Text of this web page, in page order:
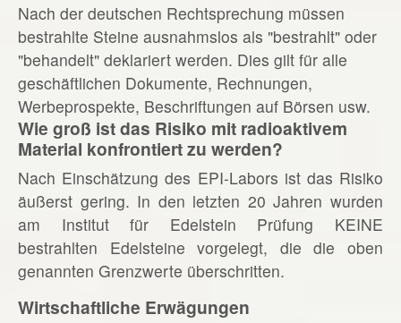
Nach der deutschen Rechtsprechung müssen
bestrahlte Steine ausnahmslos als "bestrahlt" oder
"behandelt" deklariert werden. Dies gilt für alle
geschäftlichen Dokumente, Rechnungen,
Werbeprospekte, Beschriftungen auf Börsen usw.
Wie groß ist das Risiko mit radioaktivem
Material konfrontiert zu werden?
Nach Einschätzung des EPI-Labors ist das Risiko
äußerst gering. In den letzten 20 Jahren wurden
am Institut für Edelstein Prüfung KEINE
bestrahlten Edelsteine vorgelegt, die die oben
genannten Grenzwerte überschritten.
Wirtschaftliche Erwägungen